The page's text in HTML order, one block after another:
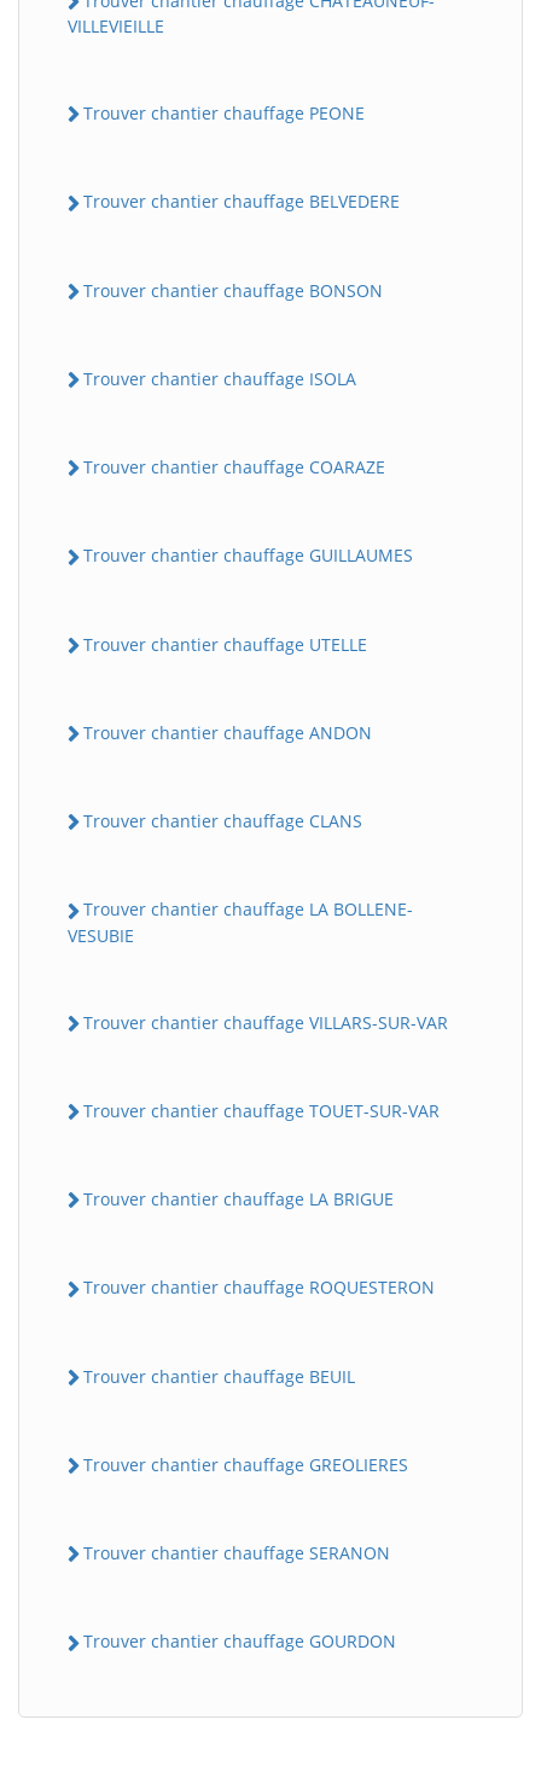
VILLEVIEILLE
Trouver chantier chauffage PEONE
Trouver chantier chauffage BELVEDERE
Trouver chantier chauffage BONSON
Trouver chantier chauffage ISOLA
Trouver chantier chauffage COARAZE
Trouver chantier chauffage GUILLAUMES
Trouver chantier chauffage UTELLE
Trouver chantier chauffage ANDON
Trouver chantier chauffage CLANS
Trouver chantier chauffage LA BOLLENE-
VESUBIE
Trouver chantier chauffage VILLARS-SUR-VAR
Trouver chantier chauffage TOUET-SUR-VAR
Trouver chantier chauffage LA BRIGUE
Trouver chantier chauffage ROQUESTERON
Trouver chantier chauffage BEUIL
Trouver chantier chauffage GREOLIERES
Trouver chantier chauffage SERANON
Trouver chantier chauffage GOURDON